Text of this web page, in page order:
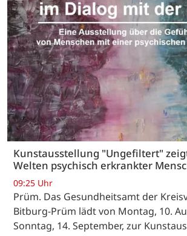
Kunstausstellung "Ungefiltert"
Welten psychisch erkrankter
09:25 Uhr
Prüm. Das Gesundheitsamt der
Bitburg-Prüm lädt von Montag, 10.
Sonntag, 14. September, zur